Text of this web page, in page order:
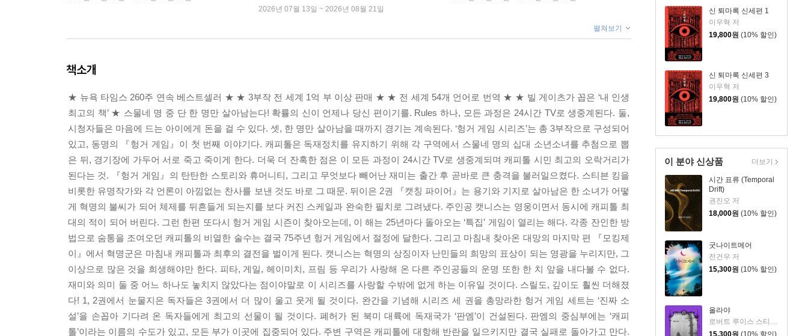
신 퇴마록 신세편 1
이우혁 저
19,800원 (10% 할인)
신 퇴마록 신세편 3
이우혁 저
19,800원 (10% 할인)
이 분야 신상품
시간 표류 (Temporal
Drift)
권진오 저
18,000원 (10% 할인)
굿나이트메어
전건우 저
15,300원 (10% 할인)
올라야
15,300원 (10% 할인)
더보기
2026년 07월 13일 ~ 2026년 08월 21일
펼쳐보기
책소개
★ 뉴욕 타임스 260주 연속 베스트셀러 ★ ★ 3부작 전 세계 1억 부 이상 판매 ★ ★ 전 세계 54개 언어로 번역 ★ ★ 빌 게이츠가 꼽은 ‘내 인생
최고의 책’ ★ 스물네 명 중 단 한 명만 살아남는다! 확률의 신이 언제나 당신 편이기를. Rules 하나, 모든 과정은 24시간 TV로 생중계된다. 둘,
시청자들은 마음에 드는 아이에게 돈을 걸 수 있다. 셋, 한 명만 살아남을 때까지 경기는 계속된다. ‘헝거 게임 시리즈’는 총 3부작으로 구성되어
있고, 동명의 『헝거 게임』이 첫 번째 이야기다. 캐피톨은 독재정치를 유지하기 위해 각 구역에서 스물네 명의 십대 소년소녀를 추첨으로 뽑
은 뒤, 경기장에 가두어 서로 죽고 죽이게 한다. 더욱 더 잔혹한 점은 이 모든 과정이 24시간 TV로 생중계되며 캐피톨 시민 최고의 오락거리가
된다는 것. 『헝거 게임』의 탄탄한 스토리와 휴머니티, 그리고 무엇보다 빼어난 재미는 출간 후 곧바로 큰 충격을 불러일으켰다. 스티븐 킹을
비롯한 유명작가와 각 언론이 아낌없는 찬사를 보낸 것도 바로 그 때문. 뒤이은 2권 『캣칭 파이어』는 용기와 기지로 살아남은 한 소녀가 어떻
게 혁명의 불씨가 되어 체제를 뒤흔들게 되는지를 보다 커진 스케일과 완숙한 필치로 그려냈다. 주인공 캣니스는 영웅이면서 동시에 캐피톨 최
대의 적이 되어 버린다. 그런 한편 또다시 헝거 게임 시즌이 찾아오는데, 이 해는 25년마다 돌아오는 ‘특집’ 게임이 열리는 해다. 각종 잔인한 방
법으로 숨통을 조여오던 캐피톨의 비열한 술수는 결국 75주년 헝거 게임에서 절정에 달한다. 그리고 마침내 찾아온 대망의 마지막 편 『모킹제
이』에서 혁명군은 마침내 캐피톨과 최후의 결전을 벌이게 된다. 캣니스는 혁명의 상징이자 난민들의 희망의 표상이 되는 영광을 누리지만, 그
이상으로 많은 것을 희생해야만 한다. 피타, 게일, 헤이미치, 프림 등 우리가 사랑해 온 다른 주인공들의 운명 또한 한 치 앞을 내다볼 수 없다.
재미와 의미 둘 중 어느 하나도 놓치지 않았다는 점이야말로 이 시리즈를 사랑할 수밖에 없게 하는 이유일 것이다. 스릴도, 깊이도 훨씬 더해졌
다! 1, 2권에서 눈물지은 독자들은 3권에서 더 많이 울고 웃게 될 것이다. 완간을 기념해 시리즈 세 권을 총망라한 헝거 게임 세트는 ‘진짜 소
설’을 손꼽아 기다려 온 독자들에게 최고의 선물이 될 것이다. 폐허가 된 북미 대륙에 독재국가 ‘판엠’이 건설된다. 판엠의 중심부에는 ‘캐피
톨’이라는 이름의 수도가 있고, 모든 부가 이곳에 집중되어 있다. 주변 구역은 캐피톨에 대항해 반란을 일으키지만 결국 실패로 돌아가고 만다.